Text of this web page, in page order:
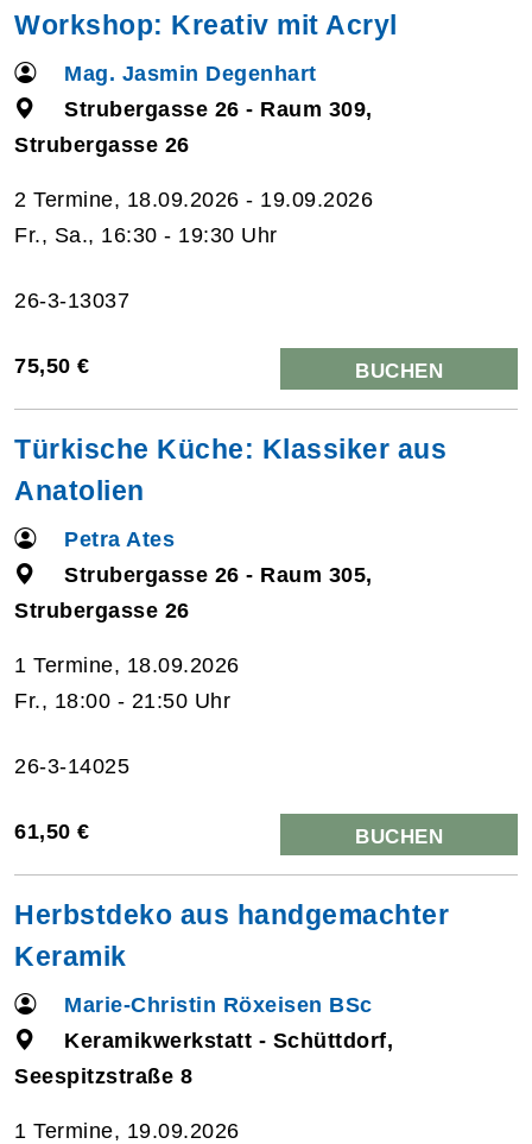
Workshop: Kreativ mit Acryl
Mag. Jasmin Degenhart
Strubergasse 26 - Raum 309,
Strubergasse 26
2 Termine, 18.09.2026 - 19.09.2026
Fr., Sa., 16:30 - 19:30 Uhr
26-3-13037
75,50 € BUCHEN
Türkische Küche: Klassiker aus
Anatolien
Petra Ates
Strubergasse 26 - Raum 305,
Strubergasse 26
1 Termine, 18.09.2026
Fr., 18:00 - 21:50 Uhr
26-3-14025
61,50 € BUCHEN
Herbstdeko aus handgemachter
Keramik
Marie-Christin Röxeisen BSc
Keramikwerkstatt - Schüttdorf,
Seespitzstraße 8
1 Termine, 19.09.2026